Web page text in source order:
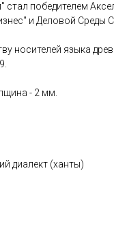
победителем
и Деловой Среды
носителей языка
- 2 мм.
диалект (ханты)